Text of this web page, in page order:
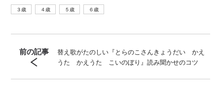
３歳 ４歳 ５歳 ６歳
前の記事
替え歌がたのしい『とらのこさんきょうだい かえ
うた かえうた こいのぼり』読み聞かせのコツ